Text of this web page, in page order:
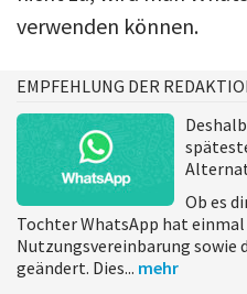
verwenden können.
EMPFEHLUNG DER
Ob es
Tochter WhatsApp hat
Nutzungsvereinbarung
geändert. Dies... mehr